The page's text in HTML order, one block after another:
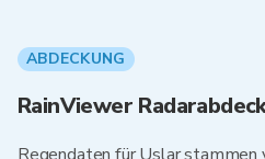
ABDECKUNG
RainViewer